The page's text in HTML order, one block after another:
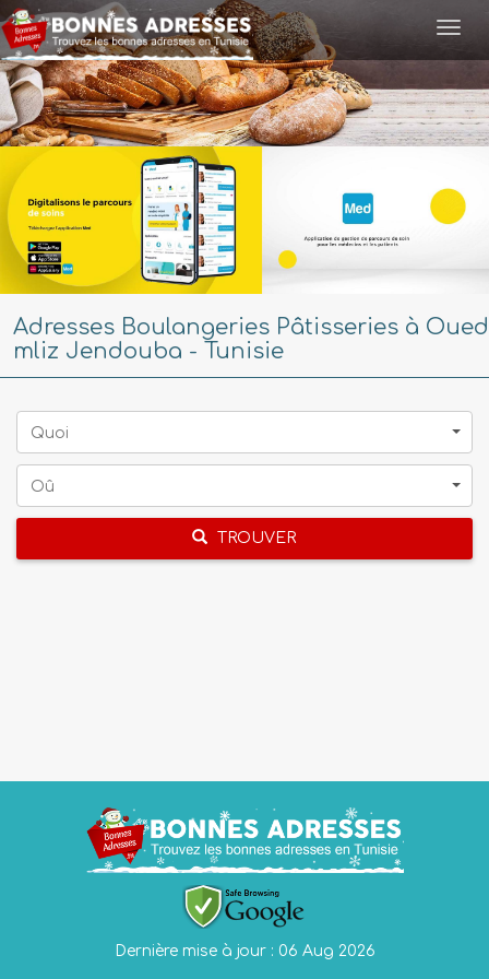
Adresses Boulangeries Pâtisseries à Oued
mliz Jendouba - Tunisie
Quoi
Oû
TROUVER
Dernière mise à jour : 06 Aug 2026